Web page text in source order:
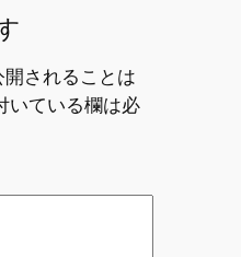
されることは
いている欄は必